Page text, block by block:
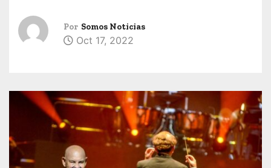
Por Somos Noticias
Oct 17, 2022